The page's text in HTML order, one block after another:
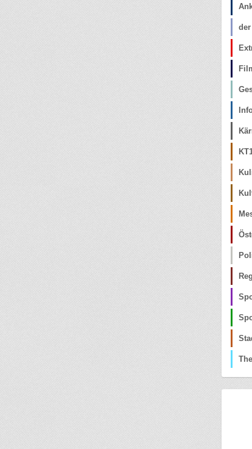
der